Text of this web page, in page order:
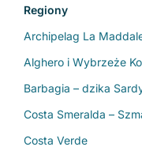
Regiony
Archipelag La
Alghero i Wybrzeże
Barbagia – dzika
Costa Smeralda –
Costa Verde